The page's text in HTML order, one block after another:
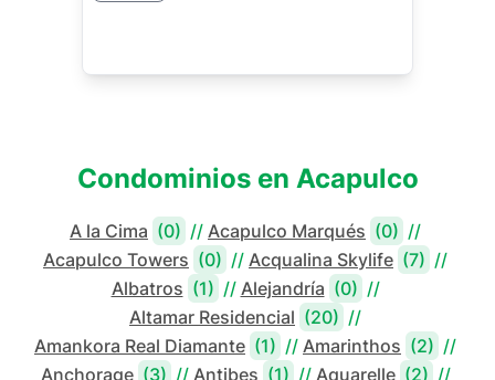
Condominios en Acapulco
A la Cima (0) // Acapulco Marqués (0) //
Acapulco Towers (0) // Acqualina Skylife (7) //
Albatros (1) // Alejandría (0) //
Altamar Residencial (20) //
Amankora Real Diamante (1) // Amarinthos (2) //
Anchorage (3) // Antibes (1) // Aquarelle (2) //